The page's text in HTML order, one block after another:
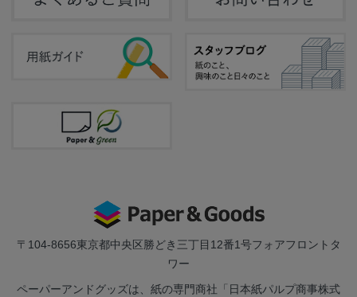
〒104-8656東京都中央区勝どき三丁目12番1号フォアフロントタ
ワー
ペーパーアンドグッズは、紙の専門商社「日本紙パルプ商事株式